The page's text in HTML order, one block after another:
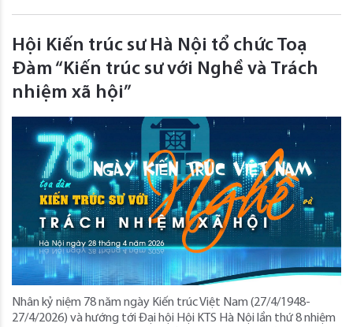
Hội Kiến trúc sư Hà Nội tổ chức Toạ
Đàm “Kiến trúc sư với Nghề và Trách
nhiệm xã hội”
Nhân kỷ niệm 78 năm ngày Kiến trúc Việt Nam (27/4/1948-
27/4/2026) và hướng tới Đại hội Hội KTS Hà Nội lần thứ 8 nhiệm